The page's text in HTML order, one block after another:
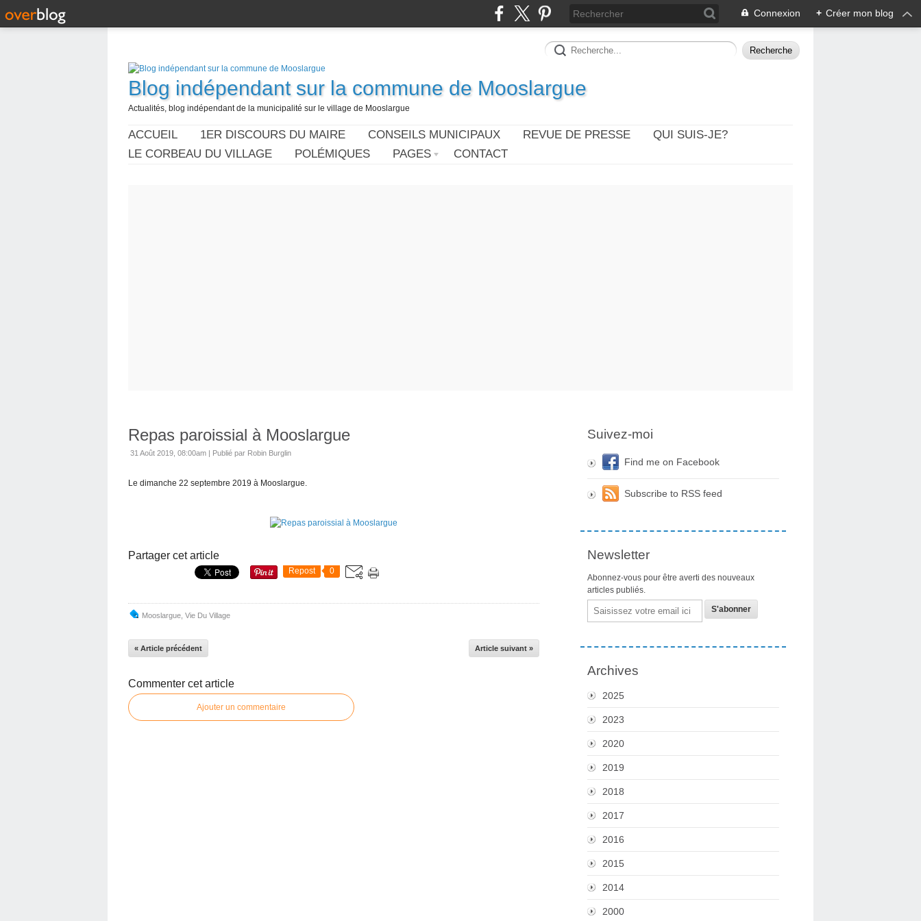
Connexion + Créer mon blog
Blog indépendant sur la commune de Mooslargue
Actualités, blog indépendant de la municipalité sur le village de Mooslargue
ACCUEIL 1ER DISCOURS DU MAIRE CONSEILS MUNICIPAUX REVUE DE PRESSE
QUI SUIS-JE?
LE CORBEAU DU VILLAGE
POLÉMIQUES PAGES CONTACT
Repas paroissial à Mooslargue
31 Août 2019, 08:00am | Publié par Robin Burglin
Le dimanche 22 septembre 2019 à Mooslargue.
Partager cet article
Repost 0
Mooslargue Vie Du Village
« Article précédent Article suivant »
Commenter cet article
Ajouter un commentaire
Suivez-moi
Find me on Facebook
Subscribe to RSS feed
Newsletter
Abonnez-vous pour être averti des nouveaux
articles publiés.
Email
Archives
2025
2023
2020
2019
2018
2017
2016
2015
2014
2000